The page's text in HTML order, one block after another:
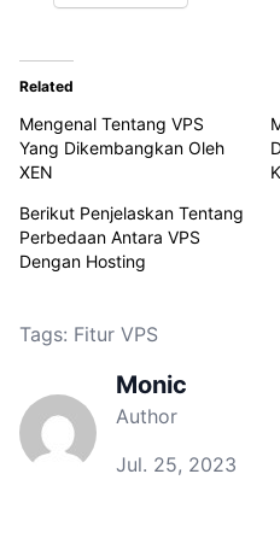
Related
Mengenal Tentang VPS
Yang Dikembangkan Oleh
XEN
Berikut Penjelaskan Tentang
Perbedaan Antara VPS
Dengan Hosting
Tags: Fitur VPS
Monic
Author
Jul. 25, 2023